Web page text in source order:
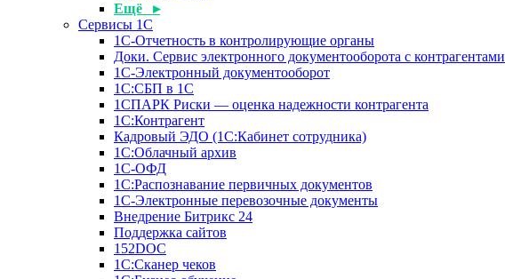
Ещё ▸
Сервисы 1С
1С-Отчетность в контролирующие органы
Доки. Сервис электронного документооборота с контрагентами
1С-Электронный документооборот
1С:СБП в 1С
1СПАРК Риски — оценка надежности контрагента
1С:Контрагент
Кадровый ЭДО (1С:Кабинет сотрудника)
1С:Облачный архив
1С-ОФД
1С:Распознавание первичных документов
1С-Электронные перевозочные документы
Внедрение Битрикс 24
Поддержка сайтов
152DOC
1С:Сканер чеков